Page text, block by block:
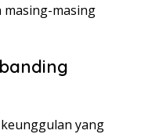
masing
yang